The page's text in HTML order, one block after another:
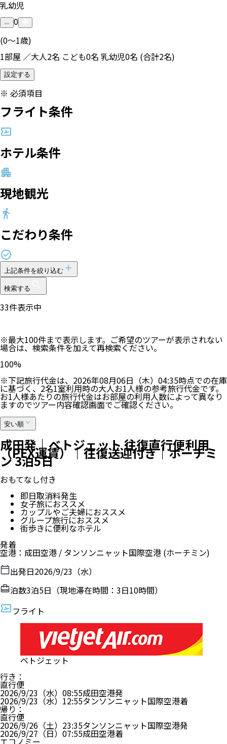
乳幼児
0
(0〜1歳)
1部屋 ／大人2名 こども0名 乳幼児0名 (合計2名)
設定する
※ 必須項目
フライト条件
ホテル条件
現地観光
こだわり条件
上記条件を絞り込む
検索する
33件表示中
※最大100件まで表示します。ご希望のツアーが表示されない
場合は、検索条件を加えて再検索ください。
100%
※下記旅行代金は、 2026年08月06日（木）04:35時点での在庫
に基づく、2名1室利用時の大人お1人様の参考旅行代金です。
お1人様あたりの旅行代金はお部屋の利用人数によって異なり
ますのでツアー内容確認画面でご確認ください。
安い順
成田発｜ベトジェット 往復直行便利用
（PEX運賃）｜往復送迎付き｜ホーチミ
ン 3泊5日
おもてなし付き
即日取消料発生
女子旅におススメ
カップルやご夫婦におススメ
グループ旅行におススメ
街歩きに便利なホテル
発着
空港 ： 成田空港 / タンソンニャット国際空港 (ホーチミン)
出発日2026/9/23（水）
泊数3泊5日（現地滞在時間： 3日10時間）
フライト
ベトジェット
行き ：
直行便
2026/9/23（水） 08:55成田空港発
2026/9/23（水） 12:55タンソンニャット国際空港着
帰り ：
直行便
2026/9/26（土） 23:35タンソンニャット国際空港発
2026/9/27（日） 07:55成田空港着
エコノミー